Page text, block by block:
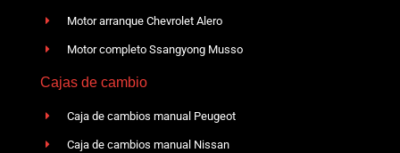
Motor arranque Chevrolet Alero
Motor completo Ssangyong Musso
Cajas de cambio
Caja de cambios manual Peugeot
Caja de cambios manual Nissan